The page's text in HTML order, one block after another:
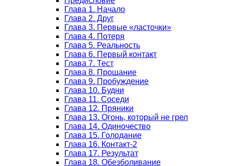
Глава 1. Начало
Глава 2. Друг
Глава 3. Первые «ласточки»
Глава 4. Потеря
Глава 5. Реальность
Глава 6. Первый контакт
Глава 7. Тест
Глава 8. Прощание
Глава 9. Пробуждение
Глава 10. Будни
Глава 11. Соседи
Глава 12. Пряники
Глава 13. Огонь, который не грел
Глава 14. Одиночество
Глава 15. Голодание
Глава 16. Контакт-2
Глава 17. Результат
Глава 18. Обезболивание